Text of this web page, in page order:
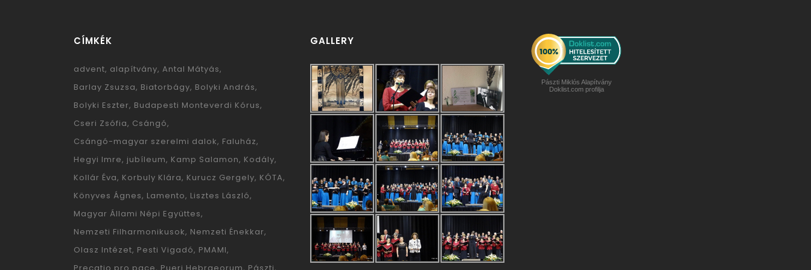
CÍMKÉK
advent alapítvány Antal Mátyás
Barlay Zsuzsa Biatorbágy Bolyki András
Bolyki Eszter Budapesti Monteverdi Kórus
Cseri Zsófia Csángó
Csángó-magyar szerelmi dalok Faluház
Hegyi Imre jubíleum Kamp Salamon Kodály
Kollár Éva Korbuly Klára Kurucz Gergely KÓTA
Könyves Ágnes Lamento Lisztes László
Magyar Állami Népi Együttes
Nemzeti Filharmonikusok Nemzeti Énekkar
Olasz Intézet Pesti Vigadó PMAMI
GALLERY
Pászti Miklós Alapítvány
Doklist.com profilja